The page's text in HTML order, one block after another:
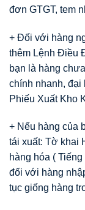
đơn GTGT, tem
+ Đối với hàng
thêm Lệnh Điều
bạn là hàng
chính nhanh, đại
Phiếu Xuất Kho
+ Nếu hàng của
tái xuất: Tờ khai
hàng hóa (
đối với hàng
tục giống hàng